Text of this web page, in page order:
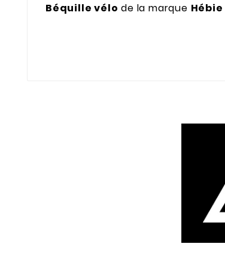
Béquille vélo de la marque Hébie